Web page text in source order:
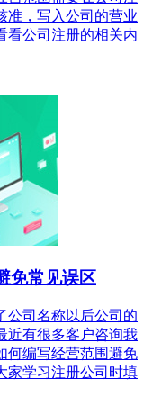
准，写入公司的营业
看公司注册的相关内
免常见误区
公司名称以后公司的
近有很多客户咨询我
何编写经营范围避免
家学习注册公司时填